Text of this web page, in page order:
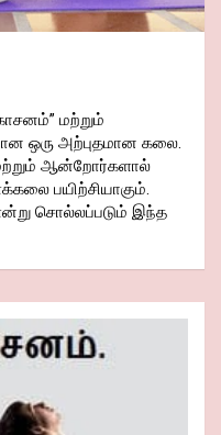
மற்றும்
ஒரு அற்புதமான கலை.
ஆன்றோர்களால்
பயிற்சியாகும்.
சொல்லப்படும் இந்த